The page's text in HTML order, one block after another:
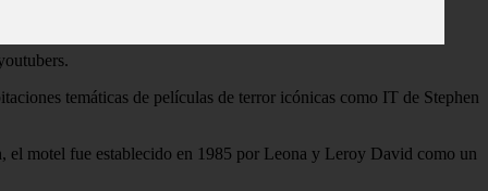
temáticas de películas de terror icónicas como IT de Stephen
el motel fue establecido en 1985 por Leona y Leroy David como un